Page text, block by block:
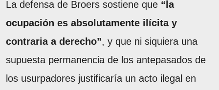
La defensa de Broers sostiene que “la
ocupación es absolutamente ilícita y
contraria a derecho”, y que ni siquiera una
supuesta permanencia de los antepasados de
los usurpadores justificaría un acto ilegal en